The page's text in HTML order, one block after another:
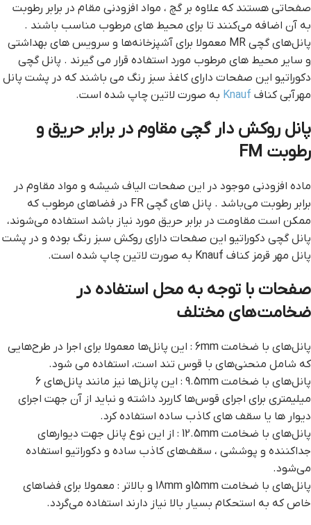
صفحاتی هستند که علاوه بر گچ ، مواد افزودنی مقام در برابر رطوبت
به آن اضافه می‌کنند تا برای محیط های مرطوب مناسب باشند .
پانل‌های گچی MR معمولا برای آشپزخانه‌ها و سرویس های بهداشتی
و سایر محیط های مرطوب مورد استفاده قرار می گیرند . پانل گچی
دکوراتیو این صفحات دارای کاغذ سبز رنگ می باشند که در پشت پانل
مهرآبی کناف Knauf به صورت لاتین چاپ شده است.
پانل روکش دار گچی مقاوم در برابر حریق و
رطوبت FM
ماده افزودنی موجود در این صفحات الیاف شیشه و مواد مقاوم در
برابر رطوبت می‌باشد . پانل های گچی FR در فضاهای مرطوب که
ممکن است مقاومت در برابر حریق مورد نیاز باشد استفاده می‌شوند،
پانل گچی دکوراتیو این صفحات دارای روکش سبز رنگ بوده و در پشت
پانل مهر قرمز کناف Knauf به صورت لاتین چاپ شده است.
صفحات با توجه به محل استفاده در
ضخامت‌های مختلف
پانل‌های با ضخامت 6mm : این پانل‌ها معمولا برای اجرا در طرح‌هایی
که شامل منحنی‌های با قوس تند است، استفاده می شود.
پانل‌های با ضخامت 9.5mm : این پانل‌ها نیز مانند پانل‌های 6
میلیمتری برای اجرای قوس‌ها کاربرد داشته و نباید از آن جهت اجرای
دیوار ها یا سقف های کاذب ساده استفاده کرد.
پانل‌های با ضخامت 12.5mm : از این نوع پانل‌ جهت دیوارهای
جداکننده و پوششی ، سقف‌های کاذب ساده و دکوراتیو استفاده
می‌شود.
پانل‌های با ضخامت 15mmو 18mm و بالاتر : معمولا برای فضاهای
خاص که به استحکام بسیار بالا نیاز دارند استفاده می‌گردد.